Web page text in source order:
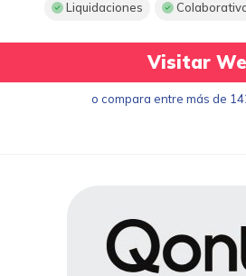
Liquidaciones
Visitar
o compara entre más de